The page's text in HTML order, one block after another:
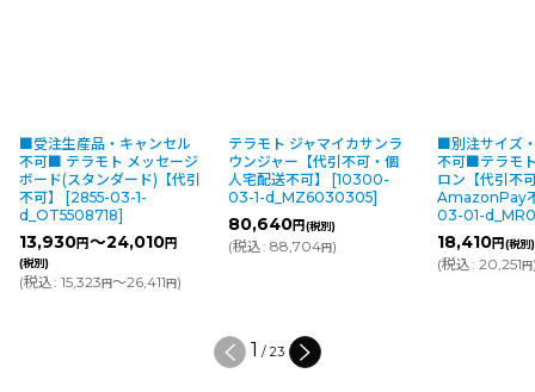
■受注生産品・キャンセル
不可■ テラモト メッセージ
ボード(スタンダード)【代引
不可】
[2855-03-1-
d_OT5508718]
13,930円～24,010円
(税別)
(税込: 15,323円～26,411円)
テラモト ジャマイカサンラ
ウンジャー【代引不可・個
人宅配送不可】
[10300-
03-1-d_MZ6030305]
80,640円(税別)
(税込: 88,704円)
■別注サイズ
不可■テラモ
ロン【代引不
AmazonPay
03-01-
18,410円(税別)
(税込: 20,251円
1 / 23